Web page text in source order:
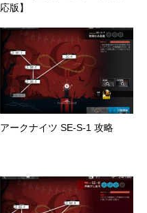
応版】
アークナイツ SE-S-1 攻略